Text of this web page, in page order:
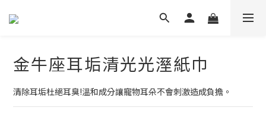
金牛座耳垢清光光溼紙巾
清除耳垢杜絕耳臭!溫和成分讓寵物耳朵不會刺激造成負擔。